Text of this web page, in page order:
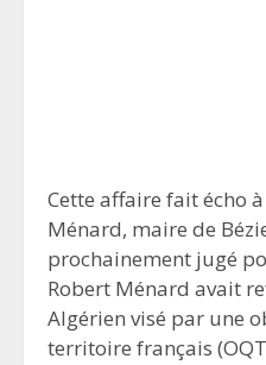
Cette affaire fait écho
Ménard, maire de
prochainement jugé
Robert Ménard avait
Algérien visé par une
territoire français